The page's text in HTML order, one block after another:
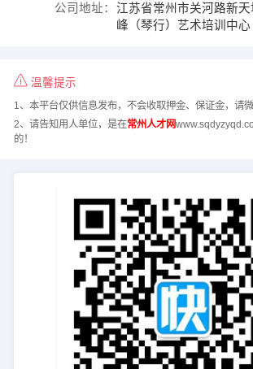
公司地址：
江苏省常州市关河路新
峰（琴行）艺术培训中心
温馨提示
1、本平台仅供信息发布，不会收取押金、保证金，请微
2、请告知用人单位，是在常州人才网
的！